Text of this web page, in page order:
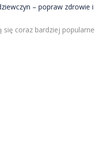
– popraw zdrowie i
się coraz bardziej popularne